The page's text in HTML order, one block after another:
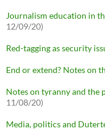
Journalism education in
12/09/20)
Red-tagging as security
End or extend? Notes on
Notes on tyranny and the
11/08/20)
Media, politics and